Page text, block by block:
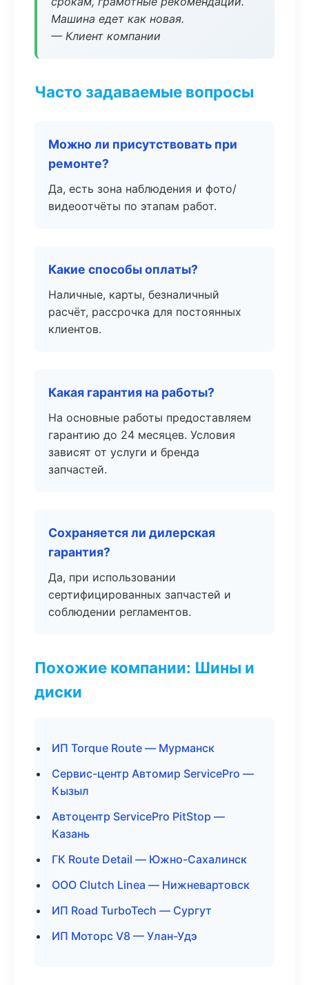
Машина едет как новая.
— Клиент компании
Часто задаваемые вопросы
Можно ли присутствовать при
ремонте?
Да, есть зона наблюдения и фото/
видеоотчёты по этапам работ.
Какие способы оплаты?
Наличные, карты, безналичный
расчёт, рассрочка для постоянных
клиентов.
Какая гарантия на работы?
На основные работы предоставляем
гарантию до 24 месяцев. Условия
зависят от услуги и бренда
запчастей.
Сохраняется ли дилерская
гарантия?
Да, при использовании
сертифицированных запчастей и
соблюдении регламентов.
Похожие компании: Шины и
диски
ИП Torque Route — Мурманск
Сервис-центр Автомир ServicePro —
Кызыл
Автоцентр ServicePro PitStop —
Казань
ГК Route Detail — Южно-Сахалинск
ООО Clutch Linea — Нижневартовск
ИП Road TurboTech — Сургут
ИП Моторс V8 — Улан-Удэ